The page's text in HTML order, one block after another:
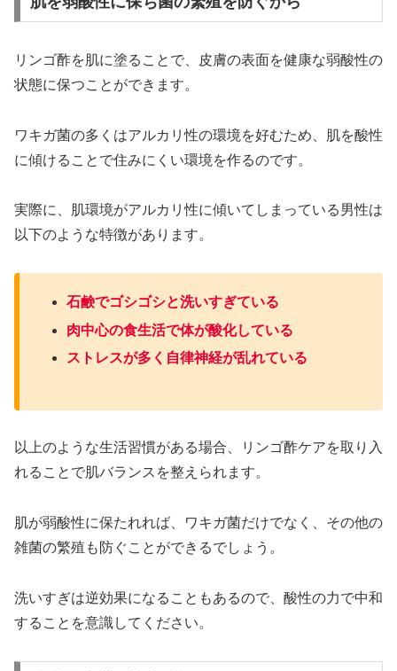
リンゴ酢を肌に塗ることで、皮膚の表面を健康な弱酸性の
状態に保つことができます。
ワキガ菌の多くはアルカリ性の環境を好むため、肌を酸性
に傾けることで住みにくい環境を作るのです。
実際に、肌環境がアルカリ性に傾いてしまっている男性は
以下のような特徴があります。
石鹸でゴシゴシと洗いすぎている
肉中心の食生活で体が酸化している
ストレスが多く自律神経が乱れている
以上のような生活習慣がある場合、リンゴ酢ケアを取り入
れることで肌バランスを整えられます。
肌が弱酸性に保たれれば、ワキガ菌だけでなく、その他の
雑菌の繁殖も防ぐことができるでしょう。
洗いすぎは逆効果になることもあるので、酸性の力で中和
することを意識してください。